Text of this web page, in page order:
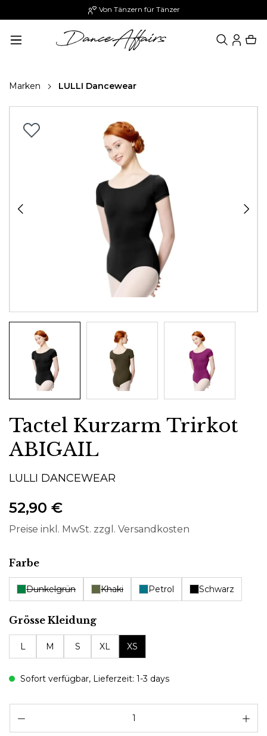
Von Tänzern für Tänzer
Marken LULLI Dancewear
Tactel Kurzarm Trirkot
ABIGAIL
LULLI DANCEWEAR
52,90 €
Preise inkl. MwSt. zzgl. Versandkosten
Farbeauswählen
Dunkelgrün Khaki Petrol Schwarz
Grösse Kleidungauswählen
L M S XL XS
Sofort verfügbar, Lieferzeit: 1-3 days